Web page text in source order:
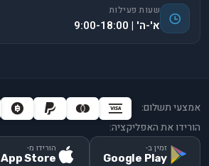
שעות פעילות
א'-ה' | 9:00-18:00
אמצעי תשלום:
הורידו את האפליקציה:
זמין ב-
Google Play
הורידו מ-
App Store